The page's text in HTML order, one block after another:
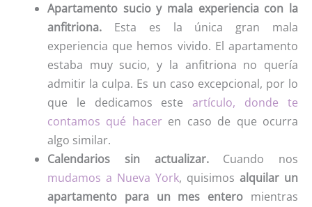
Apartamento sucio y mala experiencia con la
anfitriona. Esta es la única gran mala
experiencia que hemos vivido. El apartamento
estaba muy sucio, y la anfitriona no quería
admitir la culpa. Es un caso excepcional, por lo
que le dedicamos esteartículo, donde te
contamos qué haceren caso de que ocurra
algo similar.
Calendarios sin actualizar. Cuando nos
mudamos a Nueva York, quisimos alquilar un
apartamento para un mes entero mientras